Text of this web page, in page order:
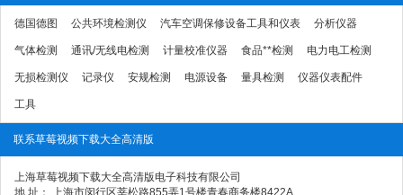
德国德图 公共环境检测仪 汽车空调保修设备工具和仪表 分析仪器
气体检测 通讯/无线电检测 计量校准仪器 食品**检测 电力电工检测
无损检测仪 记录仪 安规检测 电源设备 量具检测 仪器仪表配件
工具
联系草莓视频下载大全高清版
上海草莓视频下载大全高清版电子科技有限公司
地 址： 上海市闵行区莘松路855弄1号楼青春商务楼8422A